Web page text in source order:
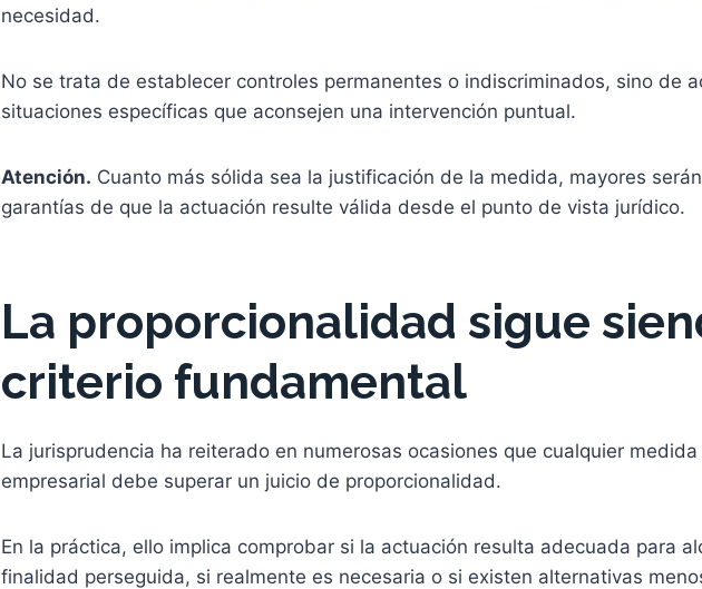
necesidad.
No se trata de establecer controles permanentes o indiscriminados, sino de
situaciones específicas que aconsejen una intervención puntual.
Atención. Cuanto más sólida sea la justificación de la medida, mayores
garantías de que la actuación resulte válida desde el punto de vista jurídico.
La proporcionalidad sigue
criterio fundamental
La jurisprudencia ha reiterado en numerosas ocasiones que cualquier
empresarial debe superar un juicio de proporcionalidad.
En la práctica, ello implica comprobar si la actuación resulta adecuada para
finalidad perseguida, si realmente es necesaria o si existen alternativas